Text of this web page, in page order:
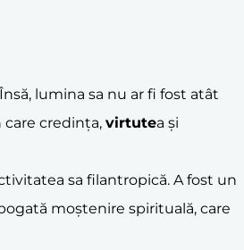
lumina sa nu ar fi fost atât
care credința, virtutea și
sa filantropică. A fost un
moștenire spirituală, care